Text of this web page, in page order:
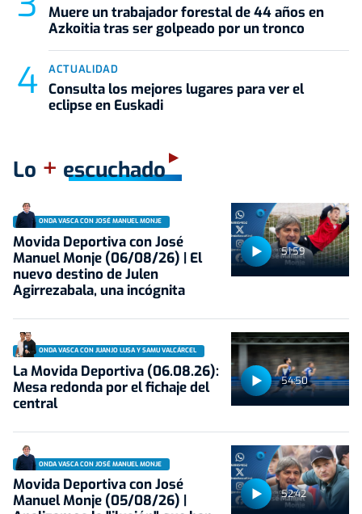
Muere un trabajador forestal de 44 años en
Azkoitia tras ser golpeado por un tronco
ACTUALIDAD
Consulta los mejores lugares para ver el
eclipse en Euskadi
Lo + escuchado
51:59
ONDA VASCA CON JOSÉ MANUEL MONJE
Movida Deportiva con José
Manuel Monje (06/08/26) | El
nuevo destino de Julen
Agirrezabala, una incógnita
54:50
ONDA VASCA CON JUANJO LUSA Y SAMU VALCÁRCEL
La Movida Deportiva (06.08.26):
Mesa redonda por el fichaje del
central
52:42
ONDA VASCA CON JOSÉ MANUEL MONJE
Movida Deportiva con José
Manuel Monje (05/08/26) |